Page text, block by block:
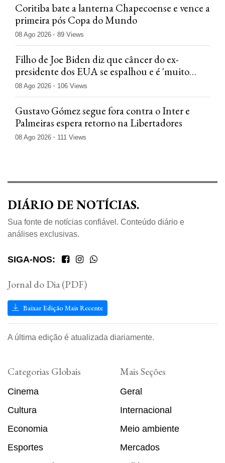
Coritiba bate a lanterna Chapecoense e vence a
primeira pós Copa do Mundo
08 Ago 2026 89 Views
Filho de Joe Biden diz que câncer do ex-
presidente dos EUA se espalhou e é 'muito
doloroso'
08 Ago 2026 106 Views
Gustavo Gómez segue fora contra o Inter e
Palmeiras espera retorno na Libertadores
08 Ago 2026 111 Views
DIÁRIO DE NOTÍCIAS.
Sua fonte de notícias confiável. Conteúdo diário e
análises exclusivas.
SIGA-NOS:
Jornal do Dia (PDF)
Baixar Edição Mais Recente
A última edição é atualizada diariamente.
Categorias Globais
Cinema
Cultura
Economia
Esportes
Mais Seções
Geral
Internacional
Meio ambiente
Mercados